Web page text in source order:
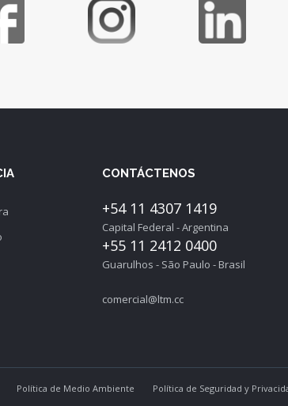
CONTÁCTENOS
+54 11 4307 1419
Capital Federal - Argentina
+55 11 2412 0400
Guarulhos - São Paulo - Brasil
comercial@ltm.cc
Política de Medio Ambiente Política de Seguridad y